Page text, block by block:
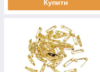
Купити